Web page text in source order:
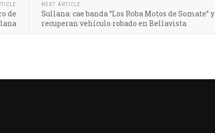
de
NEXT ARTICLE
Sullana: cae banda “Los Roba Motos de Somate” y
recuperan vehículo robado en Bellavista